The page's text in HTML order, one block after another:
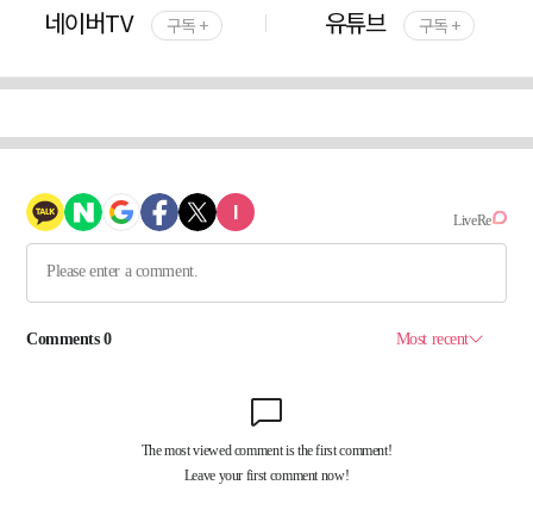
네이버TV 구독 + 유튜브 구독 +